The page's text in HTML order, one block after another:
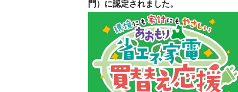
門）に認定されました。